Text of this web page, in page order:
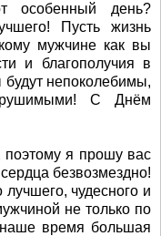
особенный день?
Пусть жизнь
мужчине как вы
и благополучия в
непоколебимы,
С Днём
я прошу вас
безвозмездно!
чудесного и
не только по
время большая